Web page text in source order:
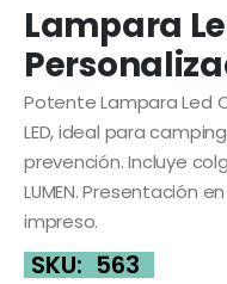
Lampara
Potente Lampara Led
LED, ideal para
prevención. Incluye
LUMEN. Presentación
impreso.
SKU: 563